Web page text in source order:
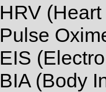
HRV
Pulse
EIS
BIA (Body